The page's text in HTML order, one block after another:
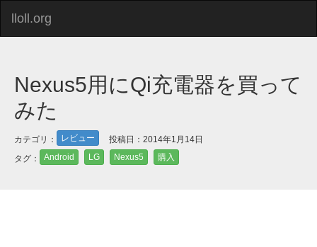
lloll.org
Nexus5用にQi充電器を買って
みた
カテゴリ： レビュー
投稿日：2014年1月14日
タグ：
Android LG Nexus5 購入